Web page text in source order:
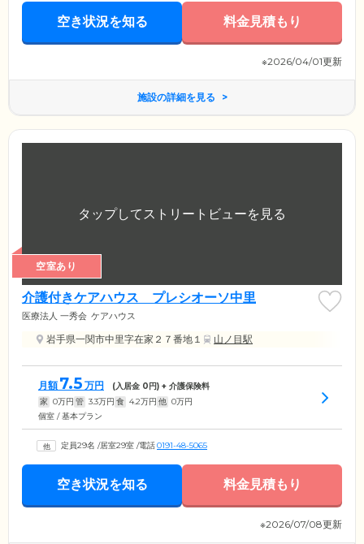
空き状況を知る 料金見積もり
※2026/04/01更新
施設の詳細を見る
空室あり
介護付きケアハウス プレシオーソ中里
医療法人 一秀会 ケアハウス
岩手県一関市中里字在家２７番地１ 山ノ目駅
月額 7.5 万円 (入居金 0円) + 介護保険料
家 0万円 管 3.3万円 食 4.2万円 他 0万円
個室 / 基本プラン
定員29名 /居室29室 /電話0191-48-5065
空き状況を知る 料金見積もり
※2026/07/08更新